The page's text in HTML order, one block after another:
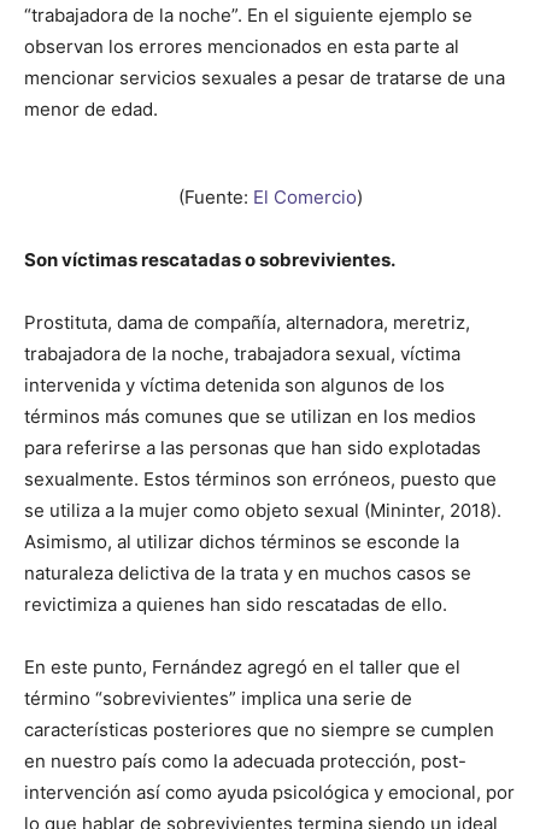
“trabajadora de la noche”. En el siguiente ejemplo se
observan los errores mencionados en esta parte al
mencionar servicios sexuales a pesar de tratarse de una
menor de edad.
(Fuente: El Comercio)
Son víctimas rescatadas o sobrevivientes.
Prostituta, dama de compañía, alternadora, meretriz,
trabajadora de la noche, trabajadora sexual, víctima
intervenida y víctima detenida son algunos de los
términos más comunes que se utilizan en los medios
para referirse a las personas que han sido explotadas
sexualmente. Estos términos son erróneos, puesto que
se utiliza a la mujer como objeto sexual (Mininter, 2018).
Asimismo, al utilizar dichos términos se esconde la
naturaleza delictiva de la trata y en muchos casos se
revictimiza a quienes han sido rescatadas de ello.
En este punto, Fernández agregó en el taller que el
término “sobrevivientes” implica una serie de
características posteriores que no siempre se cumplen
en nuestro país como la adecuada protección, post-
intervención así como ayuda psicológica y emocional, por
lo que hablar de sobrevivientes termina siendo un ideal